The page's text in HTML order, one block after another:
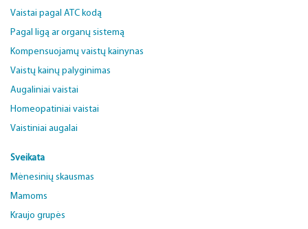
Vaistai pagal ATC kodą
Pagal ligą ar organų sistemą
Kompensuojamų vaistų kainynas
Vaistų kainų palyginimas
Augaliniai vaistai
Homeopatiniai vaistai
Vaistiniai augalai
Sveikata
Mėnesinių skausmas
Mamoms
Kraujo grupės